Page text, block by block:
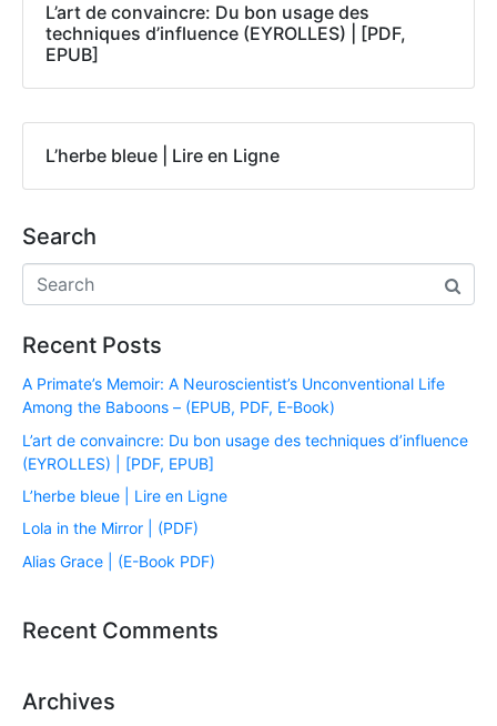
L’art de convaincre: Du bon usage des
techniques d’influence (EYROLLES) | [PDF,
EPUB]
L’herbe bleue | Lire en Ligne
Search
Recent Posts
A Primate’s Memoir: A Neuroscientist’s Unconventional Life
Among the Baboons – (EPUB, PDF, E-Book)
L’art de convaincre: Du bon usage des techniques d’influence
(EYROLLES) | [PDF, EPUB]
L’herbe bleue | Lire en Ligne
Lola in the Mirror | (PDF)
Alias Grace | (E-Book PDF)
Recent Comments
Archives